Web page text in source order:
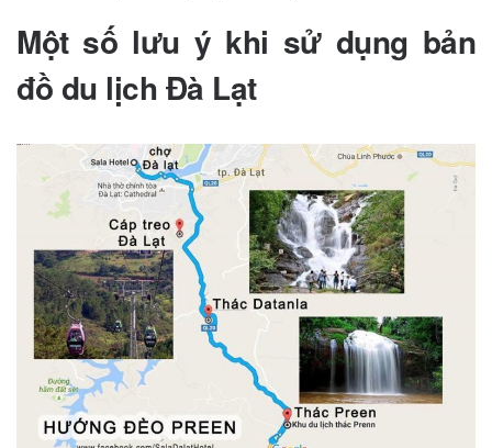
Một số lưu ý khi sử dụng bản
đồ du lịch Đà Lạt